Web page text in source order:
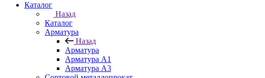
Каталог
Назад
Каталог
Арматура
Назад
Арматура
Арматура A1
Арматура А3